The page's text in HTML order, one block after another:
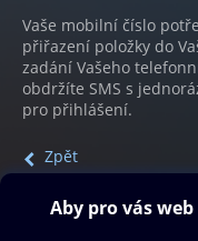
Vaše mobilní číslo
přiřazení položky do
zadání Vašeho
obdržíte SMS s
pro přihlášení.
Zpět